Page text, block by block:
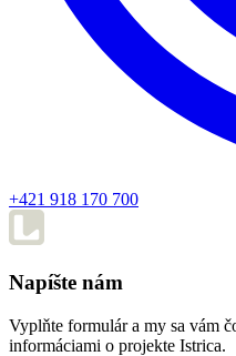
+421 918 170 700
Napíšte nám
Vyplňte formulár a my sa vám
informáciami o projekte Istrica.